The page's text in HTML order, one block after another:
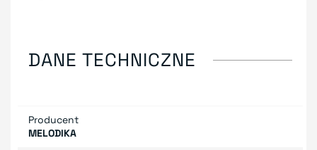
DANE TECHNICZNE
Producent
MELODIKA